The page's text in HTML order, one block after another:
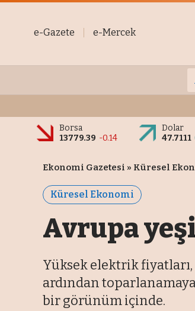
e-Gazete e-Mercek
Borsa
13779.39 -0.14
Dolar
47.7111
Ekonomi Gazetesi » Küresel
Küresel Ekonomi
Avrupa
Yüksek elektrik
ardından
bir görünüm içinde.